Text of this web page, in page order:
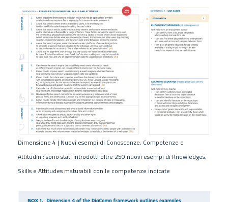
Dimensione 4 | Nuovi esempi di Conoscenze, Competenze e
Attitudini: sono stati introdotti oltre 250 nuovi esempi di Knowledges,
Skills e Attitudes maturabili con le competenze indicate